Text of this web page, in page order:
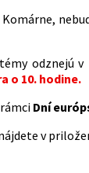
odznejú v
o 10. hodine.
Dní
v